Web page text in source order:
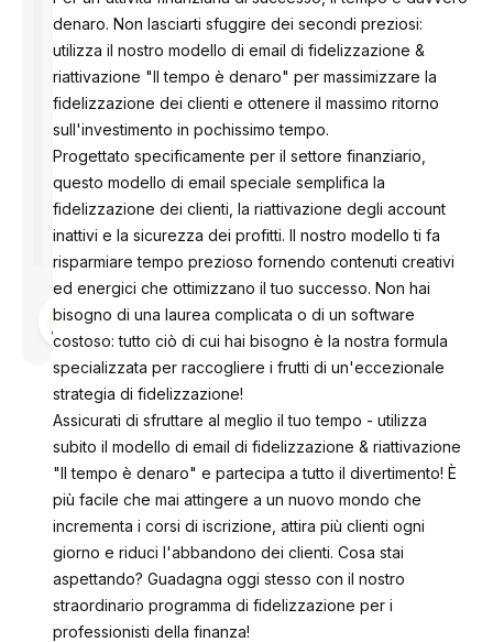
Progettato
da
Anastasiia
denaro. Non lasciarti sfuggire dei secondi preziosi:
utilizza il nostro modello di email di fidelizzazione &
riattivazione "Il tempo è denaro" per massimizzare la
fidelizzazione dei clienti e ottenere il massimo ritorno
sull'investimento in pochissimo tempo.
Progettato specificamente per il settore finanziario,
questo modello di email speciale semplifica la
fidelizzazione dei clienti, la riattivazione degli account
inattivi e la sicurezza dei profitti. Il nostro modello ti fa
risparmiare tempo prezioso fornendo contenuti creativi
ed energici che ottimizzano il tuo successo. Non hai
bisogno di una laurea complicata o di un software
costoso: tutto ciò di cui hai bisogno è la nostra formula
specializzata per raccogliere i frutti di un'eccezionale
strategia di fidelizzazione!
Assicurati di sfruttare al meglio il tuo tempo - utilizza
subito il modello di email di fidelizzazione & riattivazione
"Il tempo è denaro" e partecipa a tutto il divertimento! È
più facile che mai attingere a un nuovo mondo che
incrementa i corsi di iscrizione, attira più clienti ogni
giorno e riduci l'abbandono dei clienti. Cosa stai
aspettando? Guadagna oggi stesso con il nostro
straordinario programma di fidelizzazione per i
professionisti della finanza!